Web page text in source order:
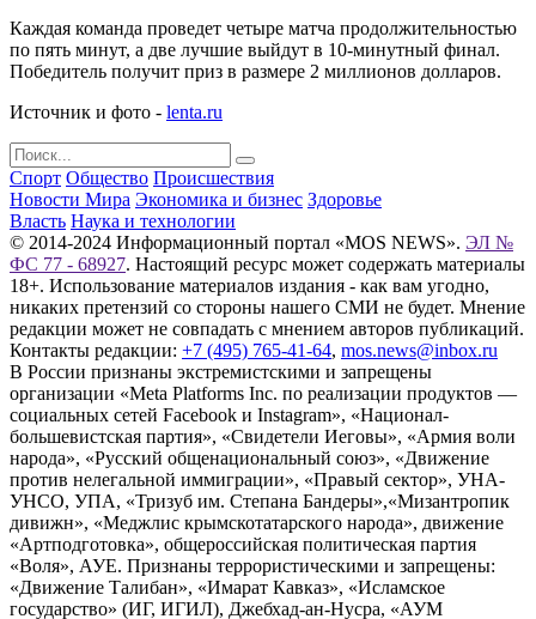
Каждая команда проведет четыре матча продолжительностью
по пять минут, а две лучшие выйдут в 10-минутный финал.
Победитель получит приз в размере 2 миллионов долларов.
Источник и фото - lenta.ru
Спорт Общество Происшествия
Новости Мира Экономика и бизнес Здоровье
Власть Наука и технологии
© 2014-2024 Информационный портал «MOS NEWS». ЭЛ №
ФС 77 - 68927. Настоящий ресурс может содержать материалы
18+. Использование материалов издания - как вам угодно,
никаких претензий со стороны нашего СМИ не будет. Мнение
редакции может не совпадать с мнением авторов публикаций.
Контакты редакции: +7 (495) 765-41-64, mos.news@inbox.ru
В России признаны экстремистскими и запрещены
организации «Meta Platforms Inc. по реализации продуктов —
социальных сетей Facebook и Instagram», «Национал-
большевистская партия», «Свидетели Иеговы», «Армия воли
народа», «Русский общенациональный союз», «Движение
против нелегальной иммиграции», «Правый сектор», УНА-
УНСО, УПА, «Тризуб им. Степана Бандеры»,«Мизантропик
дивижн», «Меджлис крымскотатарского народа», движение
«Артподготовка», общероссийская политическая партия
«Воля», АУЕ. Признаны террористическими и запрещены:
«Движение Талибан», «Имарат Кавказ», «Исламское
государство» (ИГ, ИГИЛ), Джебхад-ан-Нусра, «АУМ